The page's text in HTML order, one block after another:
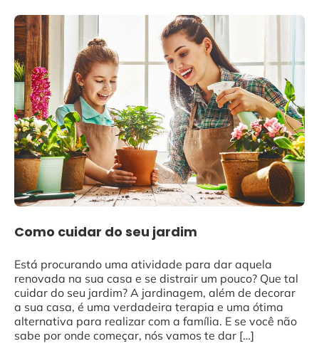
Como cuidar do seu jardim
Está procurando uma atividade para dar aquela
renovada na sua casa e se distrair um pouco? Que tal
cuidar do seu jardim? A jardinagem, além de decorar
a sua casa, é uma verdadeira terapia e uma ótima
alternativa para realizar com a família. E se você não
sabe por onde começar, nós vamos te dar […]